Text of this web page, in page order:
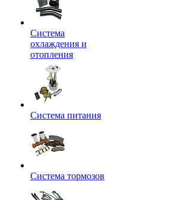
Система
охлаждения и
отопления
Система питания
Система тормозов